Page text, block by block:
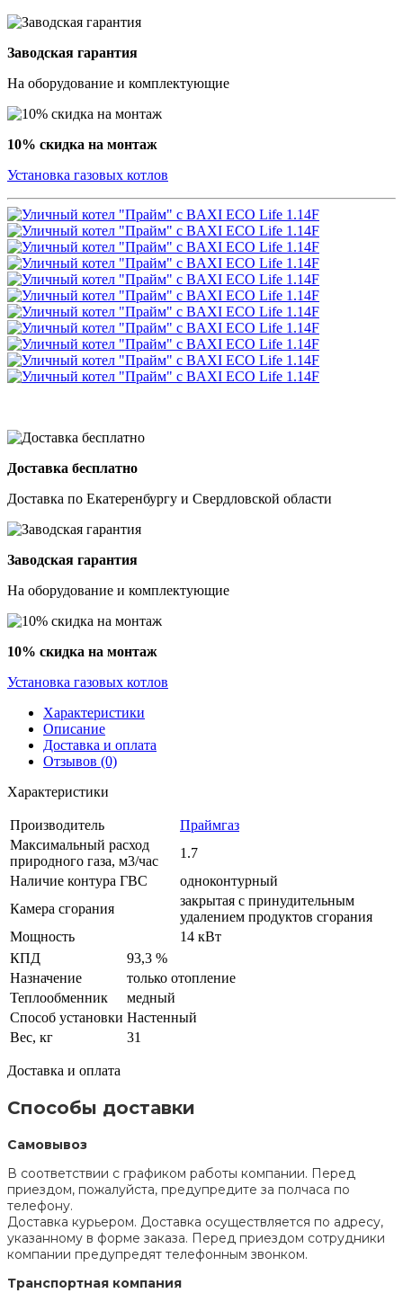
Заводская гарантия
На оборудование и комплектующие
10% скидка на монтаж
Установка газовых котлов
Доставка бесплатно
Доставка по Екатеренбургу и Свердловской области
Заводская гарантия
На оборудование и комплектующие
10% скидка на монтаж
Установка газовых котлов
Характеристики
Описание
Доставка и оплата
Отзывов (0)
Характеристики
Производитель
Праймгаз
Максимальный расход
природного газа, м3/час
1.7
Наличие контура ГВС
одноконтурный
Камера сгорания
закрытая с принудительным
удалением продуктов сгорания
Мощность
14 кВт
КПД
93,3 %
Назначение
только отопление
Теплообменник
медный
Способ установки Настенный
Вес, кг
31
Доставка и оплата
Способы доставки
Самовывоз
В соответствии с графиком работы компании. Перед
приездом, пожалуйста, предупредите за полчаса по
телефону.
Доставка курьером. Доставка осуществляется по адресу,
указанному в форме заказа. Перед приездом сотрудники
компании предупредят телефонным звонком.
Транспортная компания